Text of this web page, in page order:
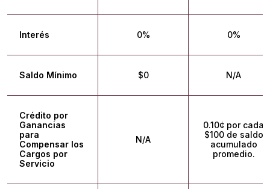
Interés 0% 0%
Saldo Mínimo $0 N/A
Crédito por
Ganancias
para
Compensar los
Cargos por
Servicio
N/A
0.10¢ por cada
$100 de saldo
acumulado
promedio.